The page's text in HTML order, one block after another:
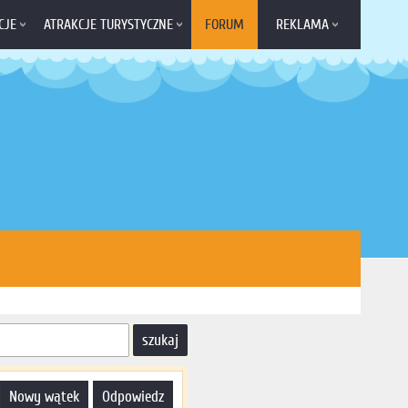
ATRAKCJE TURYSTYCZNE FORUM REKLAMA
odpowiedz
nowy wątek